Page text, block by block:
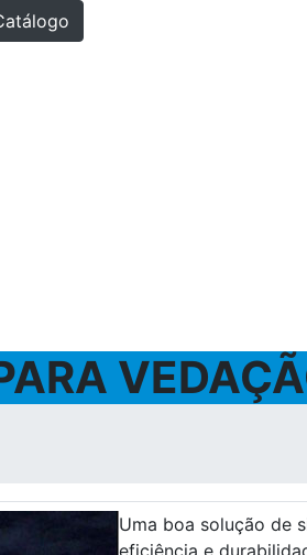
Uma boa solução de
eficiência e